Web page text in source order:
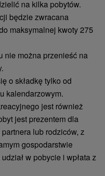
na kilka pobytów.
będzie zwracana
maksymalnej kwoty 275
nie można przenieść na
o składkę tylko od
kalendarzowym.
jest również
jest prezentem dla
lub rodziców, z
gospodarstwie
w pobycie i wpłata z